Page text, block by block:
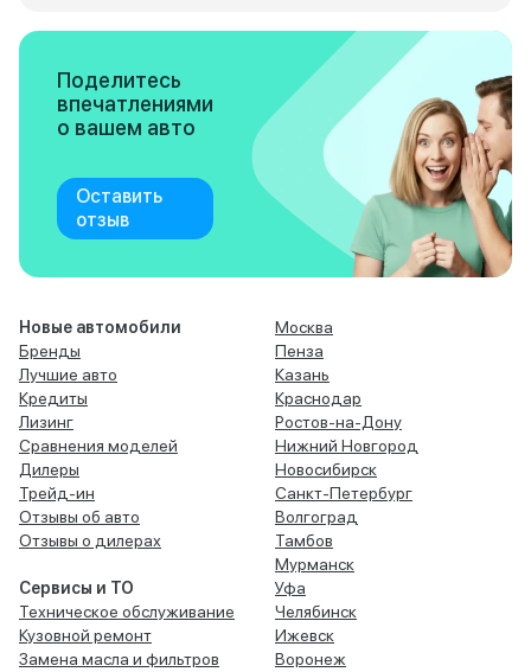
Поделитесь
впечатлениями
о вашем авто
Оставить
отзыв
Новые автомобили
Бренды
Лучшие авто
Кредиты
Лизинг
Сравнения моделей
Дилеры
Трейд-ин
Отзывы об авто
Отзывы о дилерах
Сервисы и ТО
Техническое обслуживание
Кузовной ремонт
Замена масла и фильтров
Москва
Пенза
Казань
Краснодар
Ростов-на-Дону
Нижний Новгород
Новосибирск
Санкт-Петербург
Волгоград
Тамбов
Мурманск
Уфа
Челябинск
Ижевск
Воронеж